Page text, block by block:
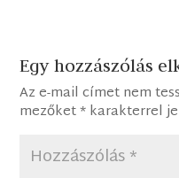
Egy hozzászólás
Az e-mail címet nem
mezőket*karakterrel